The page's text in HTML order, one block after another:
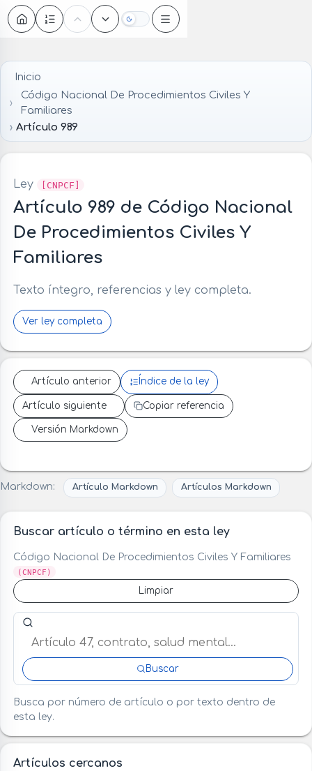
Oscuro
Inicio
Código Nacional De Procedimientos Civiles Y
Familiares
Artículo 989
Ley [CNPCF]
Artículo 989 de Código Nacional
De Procedimientos Civiles Y
Familiares
Texto íntegro, referencias y ley completa.
Ver ley completa
Artículo anterior Índice de la ley
Artículo siguiente Copiar referencia
Versión Markdown
Markdown: Artículo Markdown Artículos Markdown
Buscar artículo o término en esta ley
Código Nacional De Procedimientos Civiles Y Familiares
(CNPCF)
Limpiar
Buscar artículo o término en esta ley
Buscar
Busca por número de artículo o por texto dentro de
esta ley.
Artículos cercanos